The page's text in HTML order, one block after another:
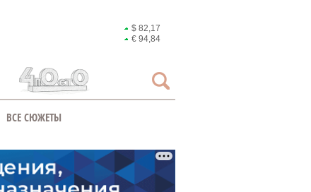
$ 82,17
€ 94,84
ВСЕ СЮЖЕТЫ